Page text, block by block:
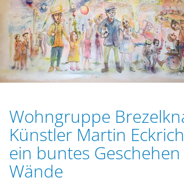
Wohngruppe
Künstler Martin
ein buntes
Wände